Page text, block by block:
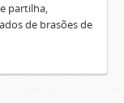
partilha,
de brasões de